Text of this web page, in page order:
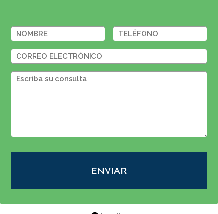
ENVIAR